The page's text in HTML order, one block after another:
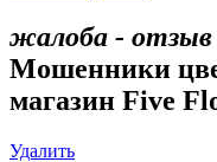
жалоба - отзыв
Мошенники
магазин Five
Удалить